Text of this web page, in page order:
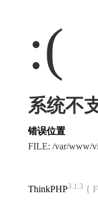
:(
系统不
错误位置
FILE: /var/www/
ThinkPHP3.1.3 {